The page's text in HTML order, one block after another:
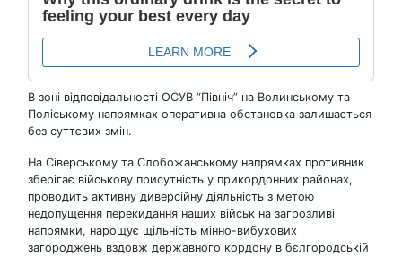
В зоні відповідальності ОСУВ “Північ” на Волинському та
Поліському напрямках оперативна обстановка залишається
без суттєвих змін.
На Сіверському та Слобожанському напрямках противник
зберігає військову присутність у прикордонних районах,
проводить активну диверсійну діяльність з метою
недопущення перекидання наших військ на загрозливі
напрямки, нарощує щільність мінно-вибухових
загороджень вздовж державного кордону в бєлгородській